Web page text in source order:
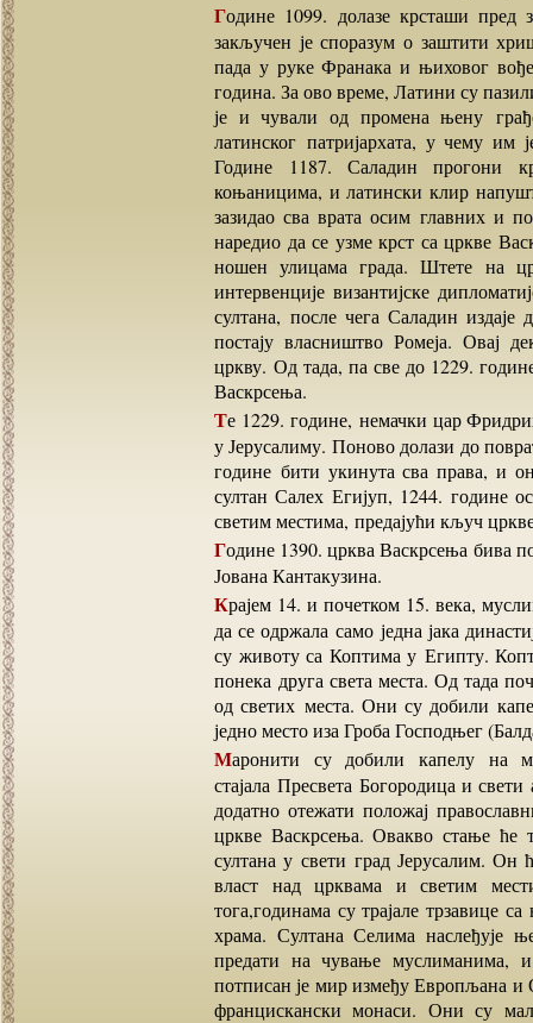
Године 1099. долазе крсташи пред зидове Јерусалима. У преговорима са муслиманима
закључен је споразум о заштити
пада у руке Франака и њиховог
година. За ово време, Латини су
је и чували од промена њену
латинског патријархата, у чему
Године 1187. Саладин прогони
коњаницима, и латински клир
зазидао сва врата осим главних и
наредио да се узме крст са цркве
ношен улицама града. Штете на
интервенције византијске
султана, после чега Саладин
постају власништво Ромеја. Овај
цркву. Од тада, па све до 1229.
Васкрсења.
Те 1229. године, немачки цар Фридрих Други Барбароса осваја Палестину и постаје владар
у Јерусалиму. Поново долази до
године бити укинута сва права, и
султан Салех Егијуп, 1244. године
светим местима, предајући кључ
Године 1390. црква Васкрсења бива потпуно обновљена и реновирана уз помоћ грчког цара
Јована Кантакузина.
Крајем 14. и почетком 15. века, муслимани су доживел ивелико страдање од Монгола, тако
да се одржала само једна јака
су животу са Коптима у Египту.
понека друга света места. Од тада
од светих места. Они су добили
једно место иза Гроба Господњег
Маронити су добили капелу на месту Не дотичи ме се, а Јермени место где је
стајала Пресвета Богородица и
додатно отежати положај
цркве Васкрсења. Овакво стање ће
султана у свети град Јерусалим. Он
власт над црквама и светим
тога,годинама су трајале трзавице
храма. Султана Селима наслеђује
предати на чување муслиманима,
потписан је мир између Европљана
францискански монаси. Они су